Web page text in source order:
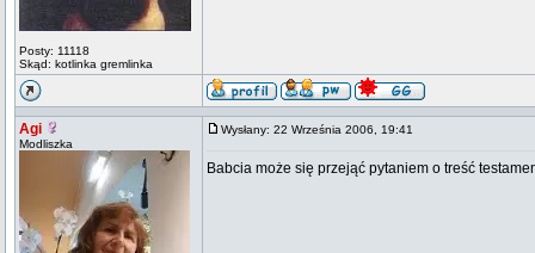
Posty: 11118
Skąd: kotlinka gremlinka
Agi
Modliszka
Wysłany: 22 Września 2006, 19:41
Babcia może się przejąć pytaniem o treść